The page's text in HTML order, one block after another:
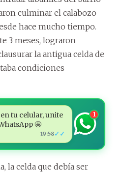
culminar el calabozo
hace mucho tiempo.
3 meses, lograron
la antigua celda de
condiciones
tu celular, unite
🤩
19:58✓✓
1
la celda que debía ser